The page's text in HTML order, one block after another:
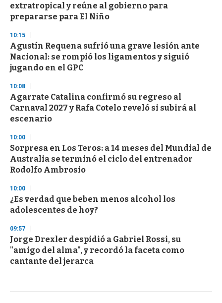
extratropical y reúne al gobierno para
prepararse para El Niño
10:15
Agustín Requena sufrió una grave lesión ante
Nacional: se rompió los ligamentos y siguió
jugando en el GPC
10:08
Agarrate Catalina confirmó su regreso al
Carnaval 2027 y Rafa Cotelo reveló si subirá al
escenario
10:00
Sorpresa en Los Teros: a 14 meses del Mundial de
Australia se terminó el ciclo del entrenador
Rodolfo Ambrosio
10:00
¿Es verdad que beben menos alcohol los
adolescentes de hoy?
09:57
Jorge Drexler despidió a Gabriel Rossi, su
"amigo del alma", y recordó la faceta como
cantante del jerarca